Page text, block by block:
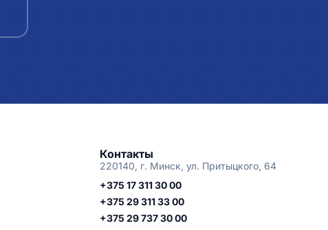
Контакты
220140, г. Минск, ул. Притыцкого, 64
+375 17 311 30 00
+375 29 311 33 00
+375 29 737 30 00